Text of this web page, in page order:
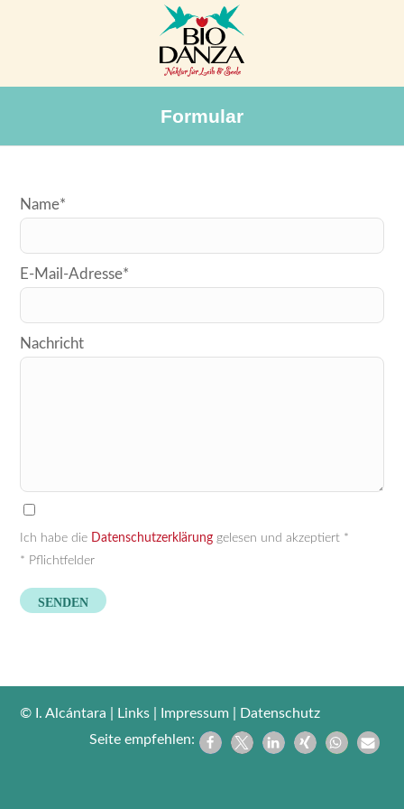
Formular
Bitte
dieses
Feld
Name*
E-Mail-Adresse*
Nachricht
Ich habe die Datenschutzerklärung gelesen und akzeptiert *
* Pflichtfelder
© I. Alcántara Links Impressum
Datenschutz
Seite empfehlen: